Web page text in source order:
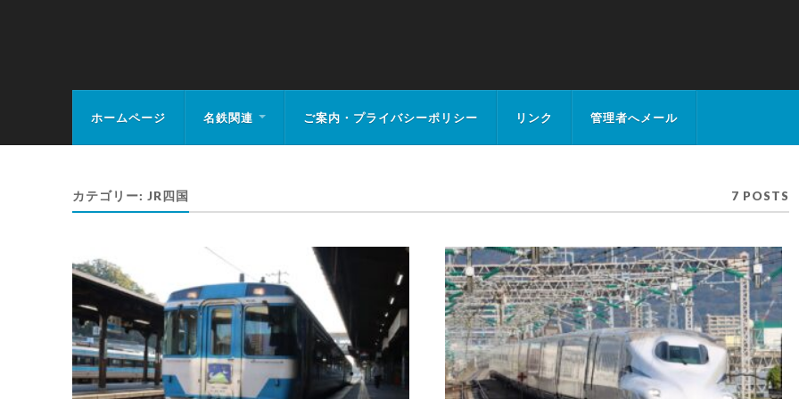
ホームページ 名鉄関連 ご案内・プライバシーポリシー リンク 管理者へメール
カテゴリー: JR四国 7 POSTS